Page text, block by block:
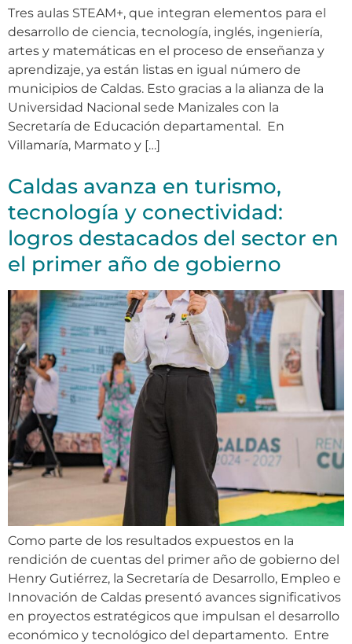
Tres aulas STEAM+, que integran elementos para el
desarrollo de ciencia, tecnología, inglés, ingeniería,
artes y matemáticas en el proceso de enseñanza y
aprendizaje, ya están listas en igual número de
municipios de Caldas. Esto gracias a la alianza de la
Universidad Nacional sede Manizales con la
Secretaría de Educación departamental. En
Villamaría, Marmato y […]
Caldas avanza en turismo,
tecnología y conectividad:
logros destacados del sector en
el primer año de gobierno
Como parte de los resultados expuestos en la
rendición de cuentas del primer año de gobierno del
Henry Gutiérrez, la Secretaría de Desarrollo, Empleo e
Innovación de Caldas presentó avances significativos
en proyectos estratégicos que impulsan el desarrollo
económico y tecnológico del departamento. Entre